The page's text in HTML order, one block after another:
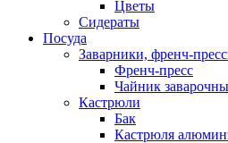
Цветы
Сидераты
Посуда
Заварники, френч-
Френч-пресс
Чайник
Кастрюли
Бак
Кастрюля